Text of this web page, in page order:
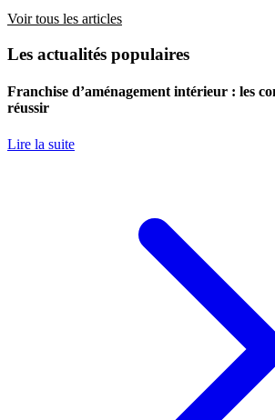
Voir tous les articles
Les actualités populaires
Franchise d’aménagement intérieur : les
réussir
Lire la suite